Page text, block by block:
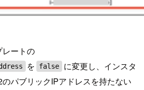
レートの
を false
に変更し、インスタ
パブリックIPアドレスを持たない